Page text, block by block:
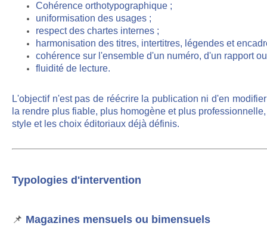
Cohérence orthotypographique ;
uniformisation des usages ;
respect des chartes internes ;
harmonisation des titres, intertitres, légendes et
cohérence sur l'ensemble d'un numéro, d'un rapport
fluidité de lecture.
L'objectif n'est pas de réécrire la publication ni d'en
la rendre plus fiable, plus homogène et plus
style et les choix éditoriaux déjà définis.
Typologies d'intervention
📌 Magazines mensuels ou bimensuels